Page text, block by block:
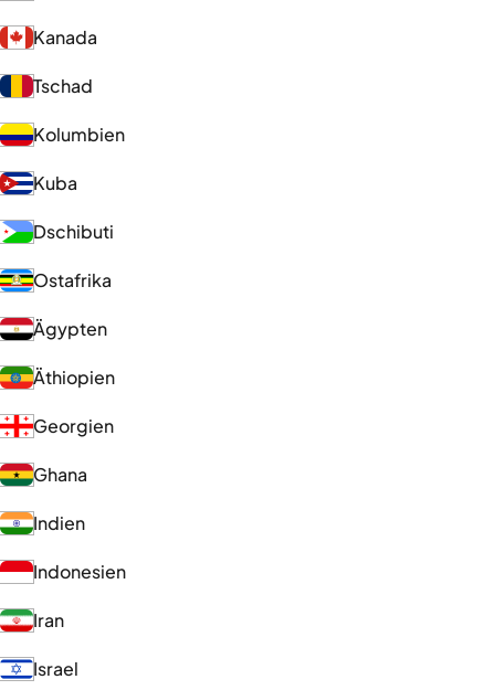
Kanada
Tschad
Kolumbien
Kuba
Dschibuti
Ostafrika
Ägypten
Äthiopien
Georgien
Ghana
Indien
Indonesien
Iran
Israel